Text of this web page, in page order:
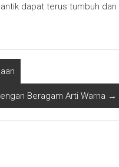
dapat terus tumbuh dan
Beragam Arti Warna →